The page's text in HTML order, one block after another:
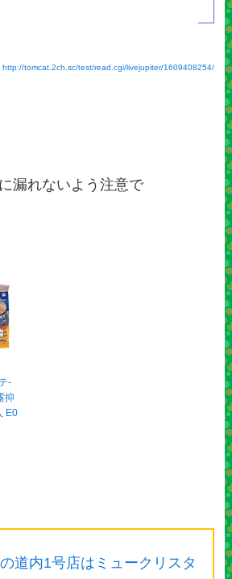
http://tomcat.2ch.sc/test/read.cgi/livejupiter/1609408254/
漏れないよう注意で
-
抑
E0
道内1号店はミュークリスタ